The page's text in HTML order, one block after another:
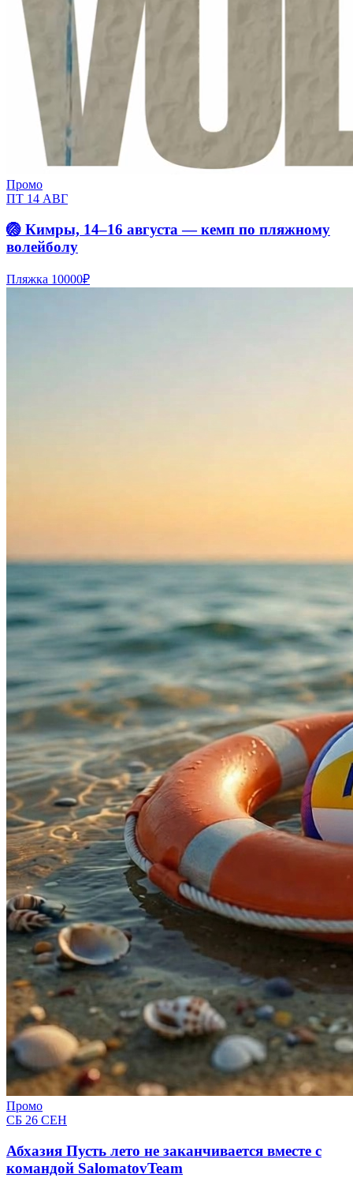
Промо
ПТ 14 АВГ
🏐 Кимры, 14–16 августа — кемп по пляжному
волейболу
Пляжка 10000₽
Промо
СБ 26 СЕН
Абхазия Пусть лето не заканчивается вместе с
командой SalomatovTeam